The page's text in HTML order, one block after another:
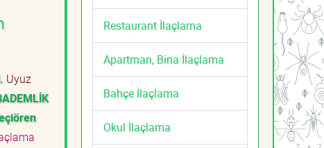
Uyuz
Restaurant İlaçlama
Apartman, Bina İlaçlama
Bahçe İlaçlama
Okul İlaçlama